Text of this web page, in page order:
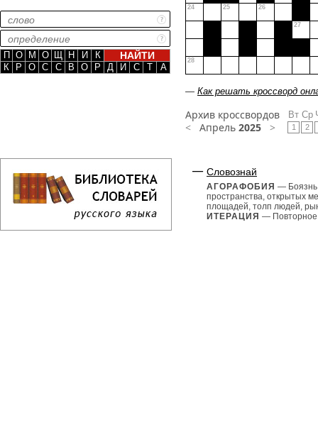
П О М О Щ Н И
К
К
Р О С С В О Р Д И С Т А
24 25 26
27
28
— Как решать кроссворд
Архив кроссвордов
< Апрель 2025 >
Вт
1
Ср
2
Словознай
АГОРАФОБИЯ — Боязнь
пространства, открытых
площадей, толп людей,
ИТЕРАЦИЯ —